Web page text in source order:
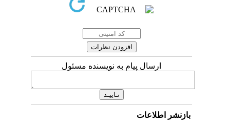
ارسال پیام به نویسنده مسئول
بازنشر اطلاعات